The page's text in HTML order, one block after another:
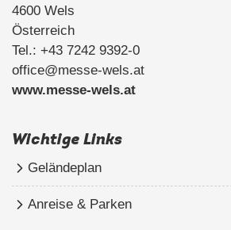
4600 Wels
Österreich
Tel.: +43 7242 9392-0
office@messe-wels.at
www.messe-wels.at
Wichtige Links
Geländeplan
Anreise & Parken